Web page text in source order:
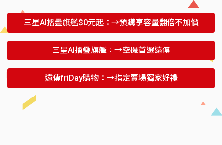
三星AI摺疊旗艦$0元起：→預購享容量翻倍不加價
三星AI摺疊旗艦：→空機首選遠傳
遠傳friDay購物：→指定賣場獨家好禮